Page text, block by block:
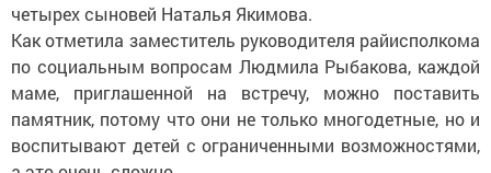
четырех сыновей Наталья Якимова.
Как отметила заместитель руководителя райисполкома
по социальным вопросам Людмила Рыбакова, каждой
маме, приглашенной на встречу, можно поставить
памятник, потому что они не только многодетные, но и
воспитывают детей с ограниченными возможностями,